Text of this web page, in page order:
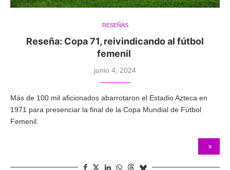
RESEÑAS
Reseña: Copa 71, reivindicando al fútbol
femenil
junio 4, 2024
Más de 100 mil aficionados abarrotaron el Estadio Azteca en
1971 para presenciar la final de la Copa Mundial de Fútbol
Femenil.